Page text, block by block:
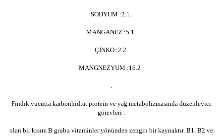
SODYUM :2.1.
MANGANEZ :5.1.
ÇİNKO :2.2.
MANGNEZYUM :16.2 .
Fındık vucutta karbonhidrat protein ve yağ metabolizmasında düzenleyici
görevleri .
olan bir kısım B grubu vitaminler yönünden zengin bir kaynaktır. B1, B2 ve